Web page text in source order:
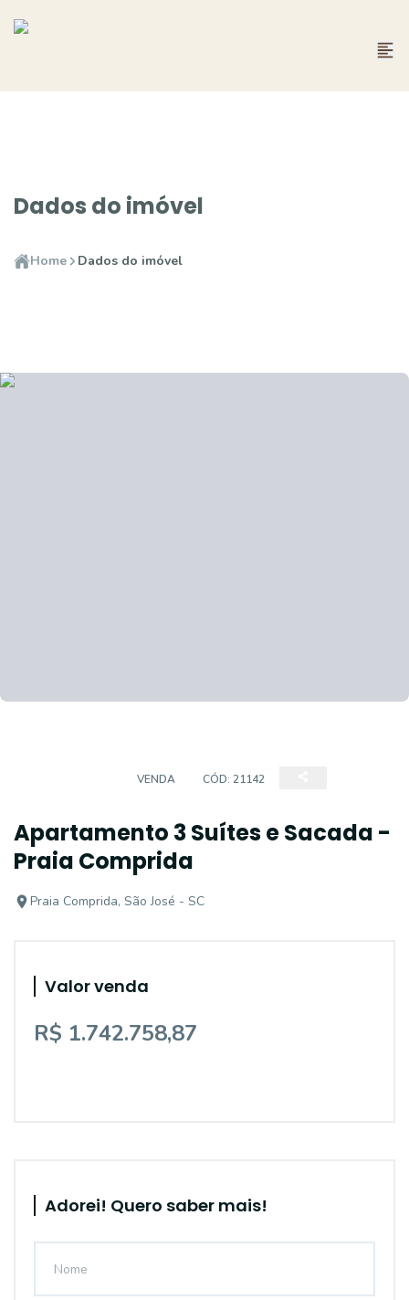
Dados do imóvel
Home Dados do imóvel
VENDA CÓD: 21142
Apartamento 3 Suítes e Sacada -
Praia Comprida
Praia Comprida, São José - SC
Valor venda
R$ 1.742.758,87
Adorei! Quero saber mais!